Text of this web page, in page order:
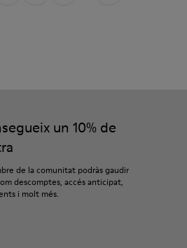
un 10% de
de la comunitat podràs gaudir
descomptes, accés anticipat,
i molt més.